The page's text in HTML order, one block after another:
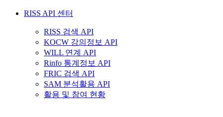
RISS API 센터
RISS 검색 API
KOCW 강의정보 API
WILL 연계 API
Rinfo 통계정보 API
FRIC 검색 API
SAM 분석활용 API
활용 및 참여 현황